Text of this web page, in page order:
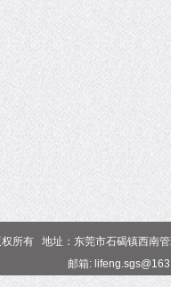
权所有 地址：东莞市石碣镇西南
邮箱: